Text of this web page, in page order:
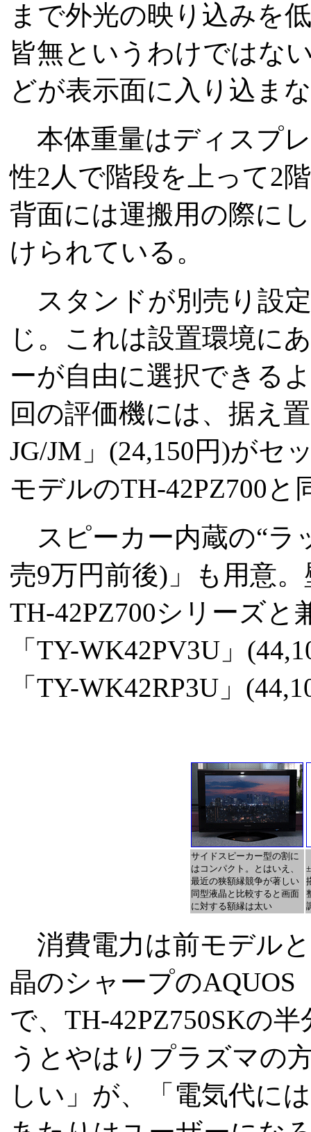
まで外光の映り込みを
皆無というわけではな
どが表示面に入り込ま
本体重量はディスプ
性2人で階段を上って2
背面には運搬用の際に
けられている。
スタンドが別売り設
じ。これは設置環境に
ーが自由に選択できる
回の評価機には、据え
JG/JM」(24,150円)がセ
モデルのTH-42PZ700
スピーカー内蔵の“ラ
売9万円前後)」も用意
TH-42PZ700シリーズ
「TY-WK42PV3U」
「TY-WK42RP3U」
サイドスピーカー型の割に
はコンパクト。とはいえ、
最近の狭額縁競争が著しい
同型液晶と比較すると画面
に対する額縁は太い
消費電力は前モデル
晶のシャープのAQUOS
で、TH-42PZ750SKの
うとやはりプラズマの
しい」が、「電気代に